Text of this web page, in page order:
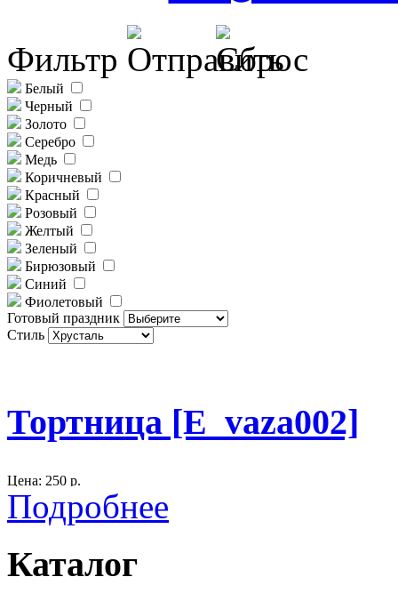
Фильтр
Белый
Черный
Золото
Серебро
Медь
Коричневый
Красный
Розовый
Желтый
Зеленый
Бирюзовый
Синий
Фиолетовый
Готовый праздник
Стиль
Тортница [E_vaza002]
Цена: 250 р.
Размер:
высота 15 см, диаметр 29 см
При предоставлении в аренду без крышки, стоимость -200 р.
Подробнее
Каталог